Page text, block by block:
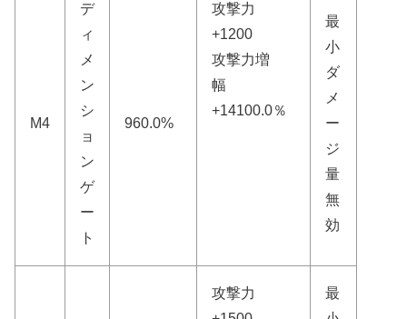
M4
デ
ィ
メ
ン
シ
ョ
ン
ゲ
ー
ト
960.0%
攻撃力
+1200
攻撃力増
幅
+14100.0％
最
小
ダ
メ
ー
ジ
量
無
効
攻撃力
最